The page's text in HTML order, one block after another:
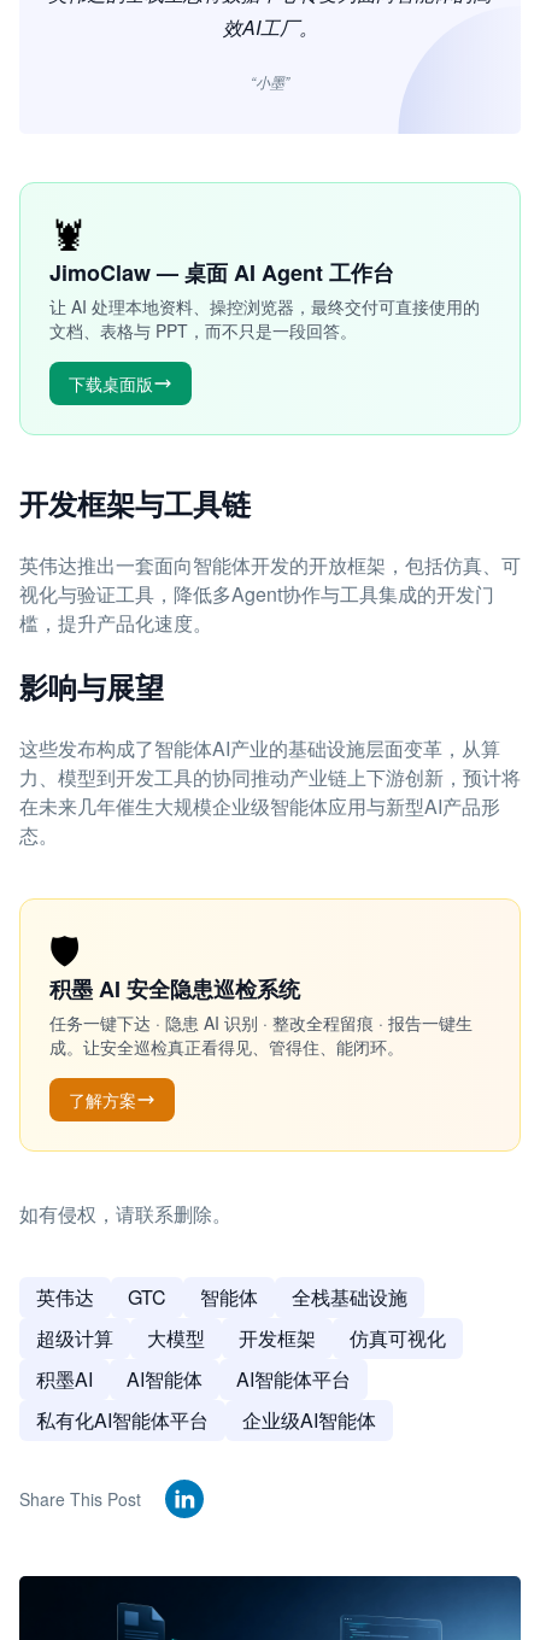
效AI工厂。
“小墨”
🦞
JimoClaw — 桌面 AI Agent 工作台
让 AI 处理本地资料、操控浏览器，最终交付可直接使用的
文档、表格与 PPT，而不只是一段回答。
下载桌面版
开发框架与工具链
英伟达推出一套面向智能体开发的开放框架，包括仿真、可
视化与验证工具，降低多Agent协作与工具集成的开发门
槛，提升产品化速度。
影响与展望
这些发布构成了智能体AI产业的基础设施层面变革，从算
力、模型到开发工具的协同推动产业链上下游创新，预计将
在未来几年催生大规模企业级智能体应用与新型AI产品形
态。
🛡️
积墨 AI 安全隐患巡检系统
任务一键下达 · 隐患 AI 识别 · 整改全程留痕 · 报告一键生
成。让安全巡检真正看得见、管得住、能闭环。
了解方案
如有侵权，请联系删除。
英伟达 GTC 智能体
全栈基础设施
超级计算
大模型 开发框架
仿真可视化
积墨AI
AI智能体
AI智能体平台
私有化AI智能体平台
企业级AI智能体
Share This Post